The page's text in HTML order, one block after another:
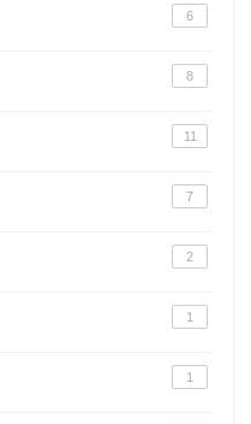
6
8
11
7
2
1
1